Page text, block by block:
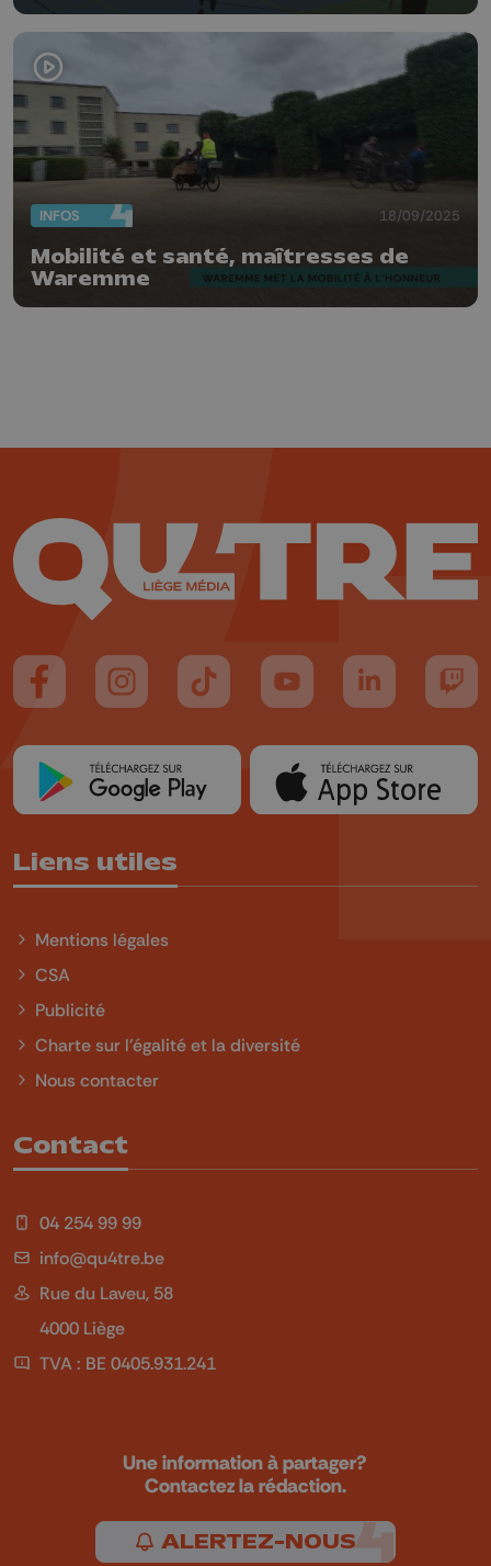
INFOS 18/09/2025
Mobilité et santé, maîtresses de
Waremme
Suivez-nous sur FaceBook
Suivez-nous sur Instagram
Suivez-nous sur TikTok
Suivez-nous sur YouTube
Suivez-nous
Liens utiles
Mentions légales
CSA
Publicité
Charte sur l'égalité et la diversité
Nous contacter
Contact
04 254 99 99
info@qu4tre.be
Rue du Laveu, 58
4000 Liège
TVA : BE 0405.931.241
Une information à partager?
Contactez la rédaction.
ALERTEZ-NOUS